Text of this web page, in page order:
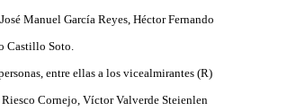
Manuel García Reyes, Héctor Fernando
Castillo Soto.
entre ellas a los vicealmirantes (R)
Cornejo, Víctor Valverde Steienlen